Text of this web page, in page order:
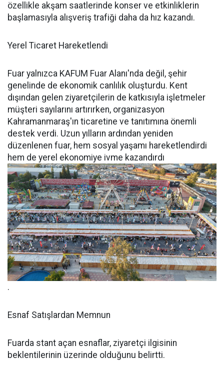
özellikle akşam saatlerinde konser ve etkinliklerin
başlamasıyla alışveriş trafiği daha da hız kazandı.
Yerel Ticaret Hareketlendi
Fuar yalnızca KAFUM Fuar Alanı'nda değil, şehir
genelinde de ekonomik canlılık oluşturdu. Kent
dışından gelen ziyaretçilerin de katkısıyla işletmeler
müşteri sayılarını artırırken, organizasyon
Kahramanmaraş'ın ticaretine ve tanıtımına önemli
destek verdi. Uzun yılların ardından yeniden
düzenlenen fuar, hem sosyal yaşamı hareketlendirdi
hem de yerel ekonomiye ivme kazandırdı
.
Esnaf Satışlardan Memnun
Fuarda stant açan esnaflar, ziyaretçi ilgisinin
beklentilerinin üzerinde olduğunu belirtti.